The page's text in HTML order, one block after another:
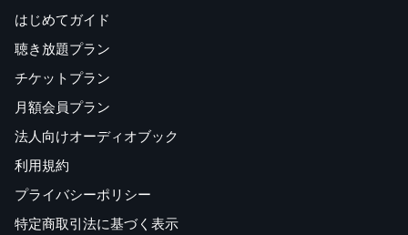
はじめてガイド
聴き放題プラン
チケットプラン
月額会員プラン
法人向けオーディオブック
利用規約
プライバシーポリシー
特定商取引法に基づく表示